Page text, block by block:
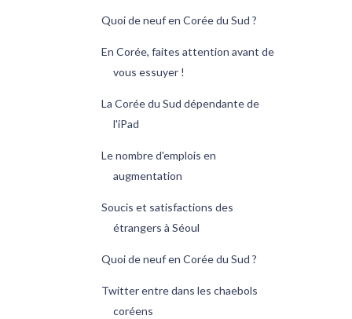
Quoi de neuf en Corée du Sud ?
En Corée, faites attention avant de
vous essuyer !
La Corée du Sud dépendante de
l'iPad
Le nombre d'emplois en
augmentation
Soucis et satisfactions des
étrangers à Séoul
Quoi de neuf en Corée du Sud ?
Twitter entre dans les chaebols
coréens